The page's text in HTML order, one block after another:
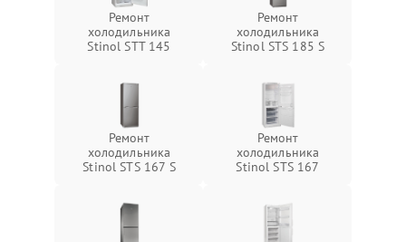
Ремонт
холодильника
Stinol STT 145
Ремонт
холодильника
Stinol STS 185 S
Ремонт
холодильника
Stinol STS 167 S
Ремонт
холодильника
Stinol STS 167